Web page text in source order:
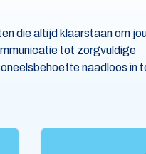
die altijd klaarstaan om
tot zorgvuldige
naadloos in